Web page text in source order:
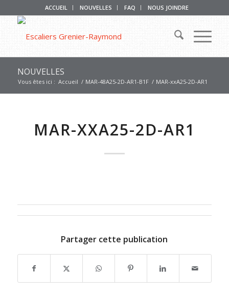
ACCUEIL NOUVELLES FAQ NOUS JOINDRE
NOUVELLES
Vous êtes ici : Accueil / MAR-48A25-2D-AR1-B1F / MAR-xxA25-2D-AR1
MAR-XXA25-2D-AR1
Partager cette publication